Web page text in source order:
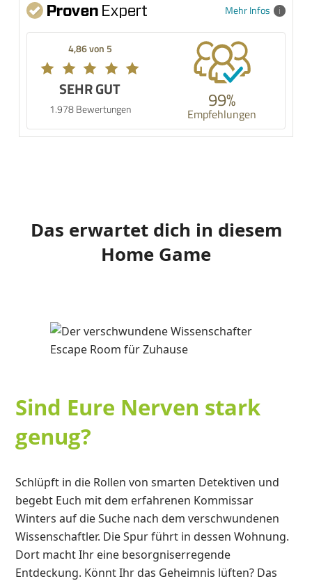
Mehr Infos
4,86 von 5
SEHR GUT
1.978 Bewertungen 99%
Empfehlungen
Das erwartet dich in diesem
Home Game
Sind Eure Nerven stark
genug?
Schlüpft in die Rollen von smarten Detektiven und
begebt Euch mit dem erfahrenen Kommissar
Winters auf die Suche nach dem verschwundenen
Wissenschaftler. Die Spur führt in dessen Wohnung.
Dort macht Ihr eine besorgniserregende
Entdeckung. Könnt Ihr das Geheimnis lüften? Das